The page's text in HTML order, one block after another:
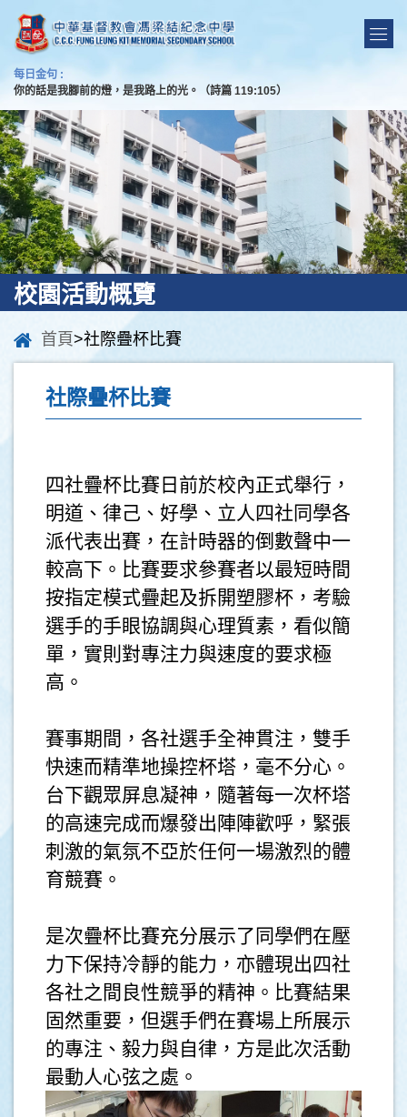
每日金句 :
你的話是我腳前的燈，是我路上的光。（詩篇 119:105）
校園活動概覽
首頁>社際疊杯比賽
社際疊杯比賽
四社疊杯比賽日前於校內正式舉行，
明道、律己、好學、立人四社同學各
派代表出賽，在計時器的倒數聲中一
較高下。比賽要求參賽者以最短時間
按指定模式疊起及拆開塑膠杯，考驗
選手的手眼協調與心理質素，看似簡
單，實則對專注力與速度的要求極
高。
賽事期間，各社選手全神貫注，雙手
快速而精準地操控杯塔，毫不分心。
台下觀眾屏息凝神，隨著每一次杯塔
的高速完成而爆發出陣陣歡呼，緊張
刺激的氣氛不亞於任何一場激烈的體
育競賽。
是次疊杯比賽充分展示了同學們在壓
力下保持冷靜的能力，亦體現出四社
各社之間良性競爭的精神。比賽結果
固然重要，但選手們在賽場上所展示
的專注、毅力與自律，方是此次活動
最動人心弦之處。